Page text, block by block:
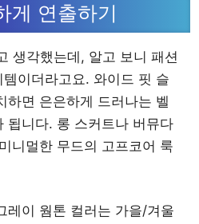
게 연출하기
생각했는데, 알고 보니 패션
이더라고요. 와이드 핏 슬
하면 은은하게 드러나는 벨
됩니다. 롱 스커트나 버뮤다
니멀한 무드의 고프코어 룩
레이 웜톤 컬러는 가을/겨울